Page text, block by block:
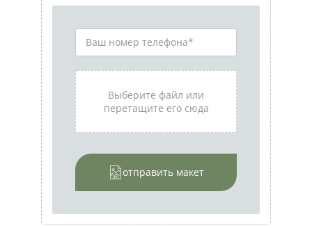
Выберите файл или
перетащите его сюда
отправить макет